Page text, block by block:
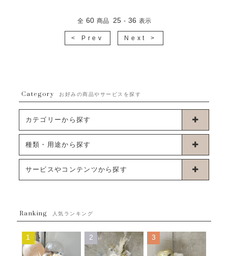
全 60 商品 25 - 36 表示
< Prev Next >
Category お好みの商品やサービスを探す
カテゴリーから探す
卓上タイプバルーン
ブーケタイプバルーン
ムーンリットバルーン
コンフェッティバルーン
種類・用途から探す
お誕生日
開店・周年祝い
サービスやコンテンツから探す
発送について
Q&A
メッセージカード・電報について
Ranking 人気ランキング
1 2 3